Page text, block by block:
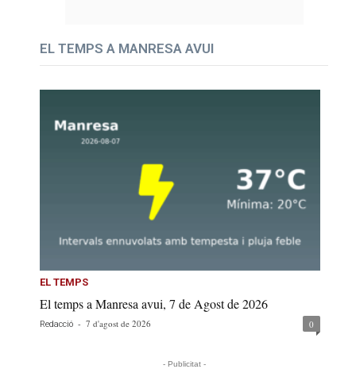
EL TEMPS A MANRESA AVUI
EL TEMPS
El temps a Manresa avui, 7 de Agost de 2026
Redacció - 7 d'agost de 2026 0
- Publicitat -